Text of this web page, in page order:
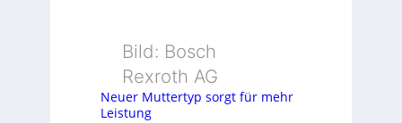
n
u
k
m
b
Bild: Bosch
Rexroth AG
Neuer Muttertyp sorgt für mehr
Leistung